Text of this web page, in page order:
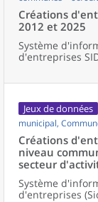
Créations
2012 et 2025
Système
d'entreprises
Jeux de données
municipal,
Créations
niveau
secteur
Système
d'entreprises